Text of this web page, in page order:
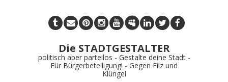
Die STADTGESTALTER
politisch aber parteilos - Gestalte deine Stadt -
Für Bürgerbeteiligung! - Gegen Filz und
Klüngel